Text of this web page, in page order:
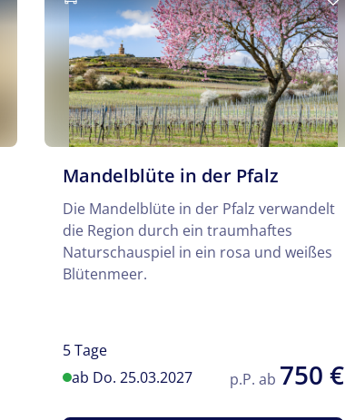
Mandelblüte in der Pfalz
Die Mandelblüte in der Pfalz verwandelt
die Region durch ein traumhaftes
Naturschauspiel in ein rosa und weißes
Blütenmeer.
5 Tage
ab Do. 25.03.2027
p.P. ab 750 €